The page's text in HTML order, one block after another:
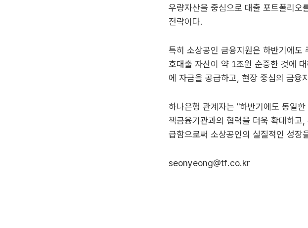
우량자산을 중심으로 대출 포트폴리
전략이다.
특히 소상공인 금융지원은 하반기에도
호대출 자산이 약 1조원 순증한 것에
에 자금을 공급하고, 현장 중심의 금융
하나은행 관계자는 "하반기에도 동일
책금융기관과의 협력을 더욱 확대하고
급함으로써 소상공인의 실질적인 성장
seonyeong@tf.co.kr